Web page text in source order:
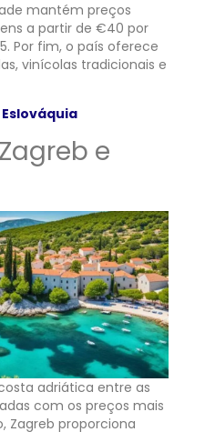
mantém preços
a partir de €40 por
Por fim, o país oferece
vinícolas tradicionais e
e
adriática entre as
com os preços mais
Zagreb proporciona